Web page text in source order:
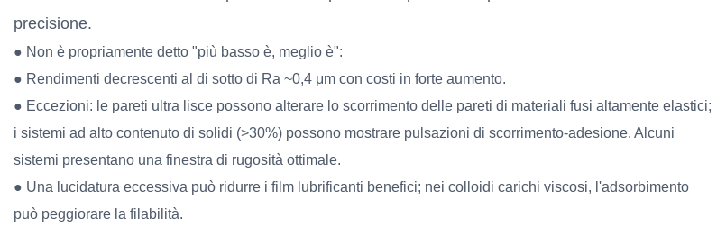
precisione.
● Non è propriamente detto "più basso è, meglio è":
● Rendimenti decrescenti al di sotto di Ra ~0,4 μm con costi in forte aumento.
● Eccezioni: le pareti ultra lisce possono alterare lo scorrimento delle pareti di materiali fusi altamente elastici;
i sistemi ad alto contenuto di solidi (>30%) possono mostrare pulsazioni di scorrimento-adesione. Alcuni
sistemi presentano una finestra di rugosità ottimale.
● Una lucidatura eccessiva può ridurre i film lubrificanti benefici; nei colloidi carichi viscosi, l'adsorbimento
può peggiorare la filabilità.